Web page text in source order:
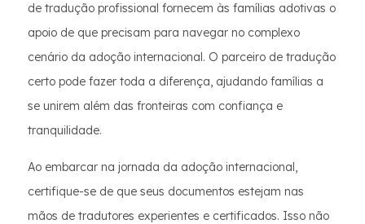
de tradução profissional fornecem às famílias adotivas o
apoio de que precisam para navegar no complexo
cenário da adoção internacional. O parceiro de tradução
certo pode fazer toda a diferença, ajudando famílias a
se unirem além das fronteiras com confiança e
tranquilidade.
Ao embarcar na jornada da adoção internacional,
certifique-se de que seus documentos estejam nas
mãos de tradutores experientes e certificados. Isso não